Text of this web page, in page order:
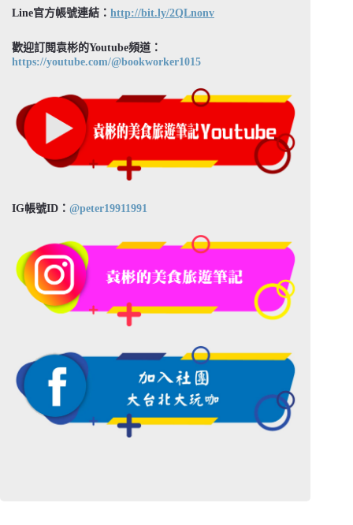
Line官方帳號連結： http://bit.ly/2QLnonv
歡迎訂閱袁彬的Youtube頻道：
https://youtube.com/@bookworker1015
IG帳號ID： @peter19911991